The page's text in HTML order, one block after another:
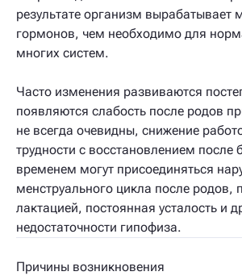
результате организм вырабатывает
гормонов, чем необходимо для
многих систем.
Часто изменения развиваются
появляются слабость после родов
не всегда очевидны, снижение
трудности с восстановлением после
временем могут присоединяться
менструального цикла после родов,
лактацией, постоянная усталость и
недостаточности гипофиза.
Причины возникновения